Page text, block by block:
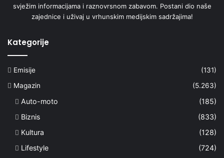
svježim informacijama i raznovrsnom zabavom. Postani dio naše
zajednice i uživaj u vrhunskim medijskim sadržajima!
Kategorije
Emisije
(131)
Magazin
(5.263)
Auto-moto
(185)
Biznis
(833)
Kultura
(128)
Lifestyle
(724)